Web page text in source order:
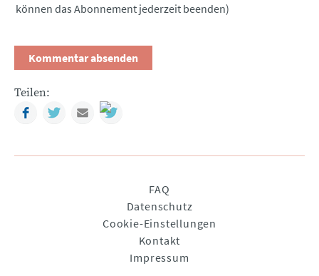
können das Abonnement jederzeit beenden)
Teilen:
FacebookTwitterMail
FAQ
Datenschutz
Cookie-Einstellungen
Kontakt
Impressum